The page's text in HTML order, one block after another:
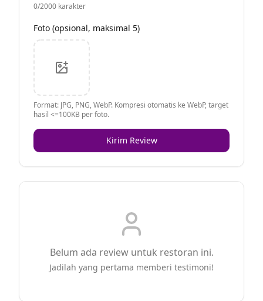
0/2000 karakter
Foto (opsional, maksimal 5)
Format: JPG, PNG, WebP. Kompresi otomatis ke WebP, target
hasil <=100KB per foto.
Kirim Review
Belum ada review untuk restoran ini.
Jadilah yang pertama memberi testimoni!